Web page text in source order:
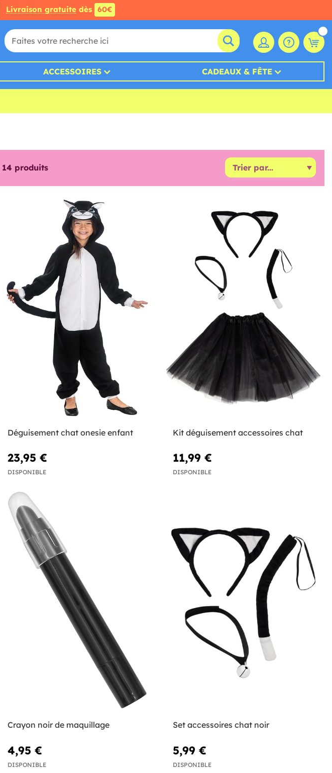
Livraison gratuite dès 60€
ACCESSOIRES CADEAUX & FÊTE
14 produits
Déguisement chat onesie enfant
23,95 €
DISPONIBLE
Kit déguisement accessoires chat
11,99 €
DISPONIBLE
Crayon noir de maquillage
4,95 €
DISPONIBLE
Set accessoires chat noir
5,99 €
DISPONIBLE